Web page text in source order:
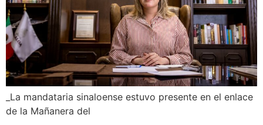
_La mandataria sinaloense estuvo presente en el enlace
de la Mañanera del